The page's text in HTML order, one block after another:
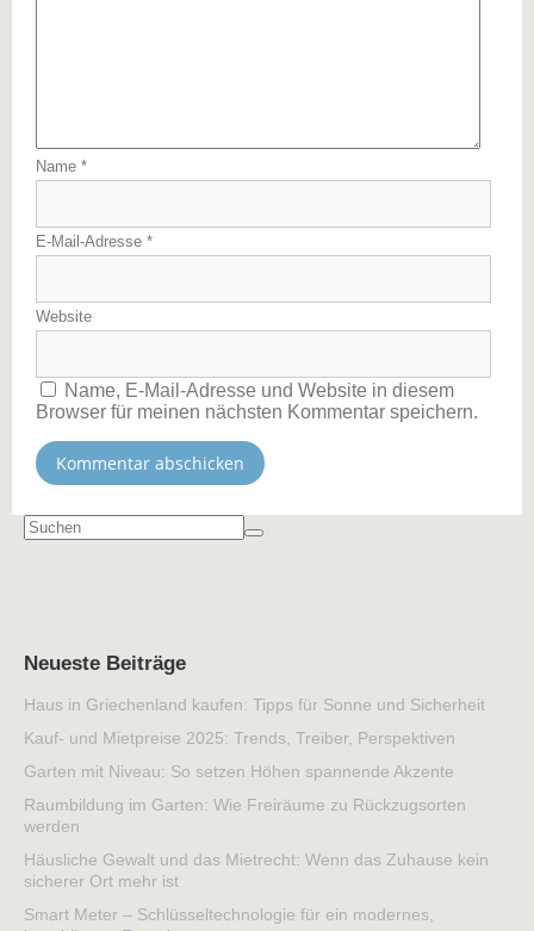
Name *
E-Mail-Adresse *
Website
Name, E-Mail-Adresse und Website in diesem
Browser für meinen nächsten Kommentar speichern.
Neueste Beiträge
Haus in Griechenland kaufen: Tipps für Sonne und Sicherheit
Kauf- und Mietpreise 2025: Trends, Treiber, Perspektiven
Garten mit Niveau: So setzen Höhen spannende Akzente
Raumbildung im Garten: Wie Freiräume zu Rückzugsorten
werden
Häusliche Gewalt und das Mietrecht: Wenn das Zuhause kein
sicherer Ort mehr ist
Smart Meter – Schlüsseltechnologie für ein modernes,